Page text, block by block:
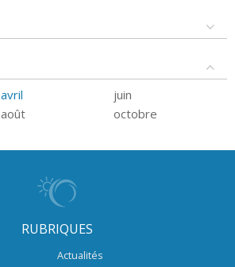
avril
juin
août
octobre
RUBRIQUES
Actualités